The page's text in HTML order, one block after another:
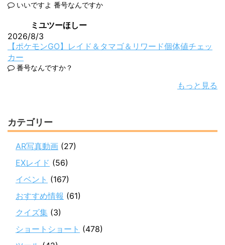
いいですよ 番号なんですか
ミユツーほしー
2026/8/3
【ポケモンGO】レイド＆タマゴ＆リワード個体値チェッ
カー
番号なんですか？
もっと見る
カテゴリー
AR写真動画 (27)
EXレイド (56)
イベント (167)
おすすめ情報 (61)
クイズ集 (3)
ショートショート (478)